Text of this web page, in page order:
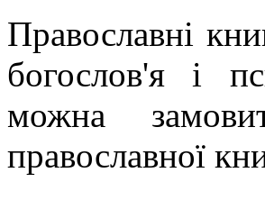
Православні
богослов'я і
можна
православної